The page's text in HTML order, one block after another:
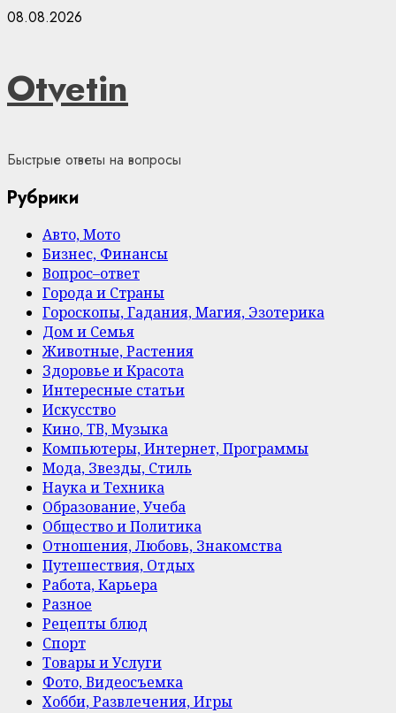
Skip
08.08.2026
Otvetin
Быстрые ответы на вопросы
Рубрики
Авто, Мото
Бизнес, Финансы
Вопрос–ответ
Города и Страны
Гороскопы, Гадания, Магия, Эзотерика
Дом и Семья
Животные, Растения
Здоровье и Красота
Интересные статьи
Искусство
Кино, ТВ, Музыка
Компьютеры, Интернет, Программы
Мода, Звезды, Стиль
Наука и Техника
Образование, Учеба
Общество и Политика
Отношения, Любовь, Знакомства
Путешествия, Отдых
Работа, Карьера
Разное
Рецепты блюд
Спорт
Товары и Услуги
Фото, Видеосъемка
Хобби, Развлечения, Игры